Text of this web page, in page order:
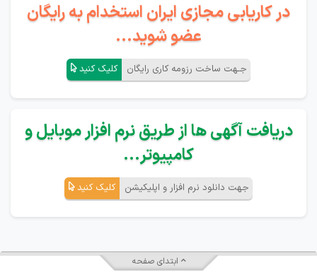
در کاریابی مجازی ایران استخدام به رایگان
عضو شوید...
جـهت ساخت رزومه کاری رایگان کلیک کنید
دریافت آگهی ها از طریق نرم افزار موبایل و
کامپیوتر...
جهت دانلود نرم افزار و اپلیکیشن کلیک کنید
ابتدای صفحه